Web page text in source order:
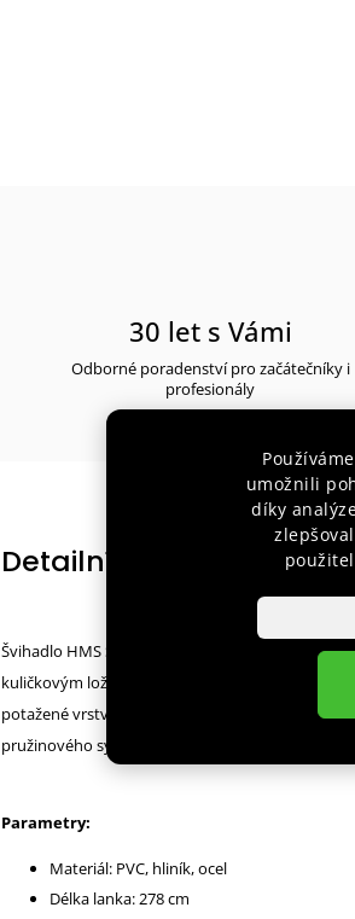
umožnili
díky
30 let s Vámi
Odborné poradenství pro začátečníky i
profesionály
Detailní popis produktu
Švihadlo HMS SK60 je vybaveno ocelovým
kuličkovým ložiskem a díky plynulému otáčení
potažené vrstvou PVC, která zaručuje komfortní
pružinového systému a je možné jej z rukojeti
Parametry:
Materiál: PVC, hliník, ocel
Délka lanka: 278 cm